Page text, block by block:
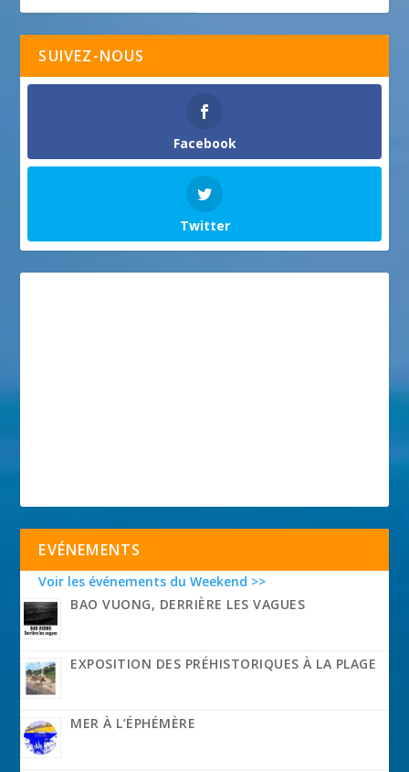
SUIVEZ-NOUS
Facebook
Twitter
EVÉNEMENTS
Voir les événements du Weekend >>
BAO VUONG, DERRIÈRE LES VAGUES
EXPOSITION DES PRÉHISTORIQUES À LA PLAGE
MER À L’ÉPHÉMÈRE